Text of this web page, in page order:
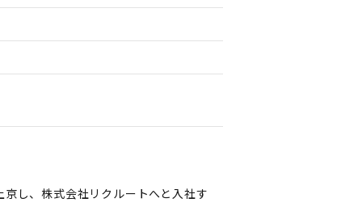
し、株式会社リクルートへと入社す